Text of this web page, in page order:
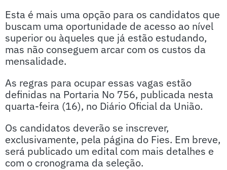
Esta é mais uma opção para os candidatos que
buscam uma oportunidade de acesso ao nível
superior ou àqueles que já estão estudando,
mas não conseguem arcar com os custos da
mensalidade.
As regras para ocupar essas vagas estão
definidas na Portaria No 756, publicada nesta
quarta-feira (16), no Diário Oficial da União.
Os candidatos deverão se inscrever,
exclusivamente, pela página do Fies. Em breve,
será publicado um edital com mais detalhes e
com o cronograma da seleção.